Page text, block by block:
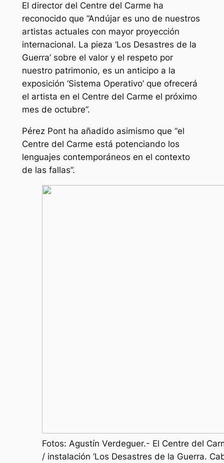
El director del Centre del Carme ha
reconocido que “Andújar es uno de nuestros
artistas actuales con mayor proyección
internacional. La pieza ‘Los Desastres de la
Guerra’ sobre el valor y el respeto por
nuestro patrimonio, es un anticipo a la
exposición ‘Sistema Operativo’ que ofrecerá
el artista en el Centre del Carme el próximo
mes de octubre”.
Pérez Pont ha añadido asimismo que “el
Centre del Carme está potenciando los
lenguajes contemporáneos en el contexto
de las fallas”.
Fotos: Agustín Verdeguer.- El Centre del
/ instalación ‘Los Desastres de la Guerra.